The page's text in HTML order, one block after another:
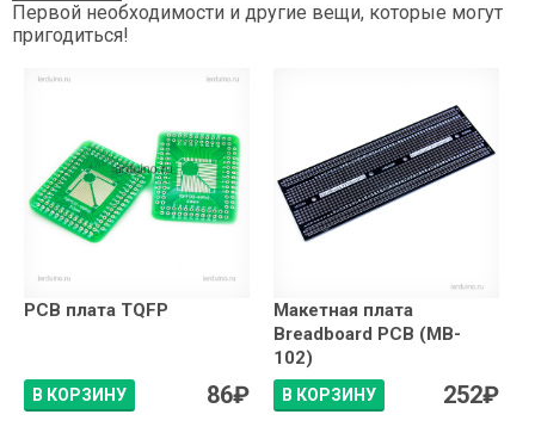
Первой необходимости и другие вещи, которые могут
пригодиться!
PCB плата TQFP
В КОРЗИНУ 86₽
Макетная плата
Breadboard PCB (MB-
102)
В КОРЗИНУ 252₽